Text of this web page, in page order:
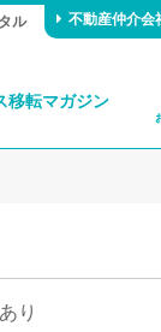
ル 不動産仲介会
移転マガジン
り